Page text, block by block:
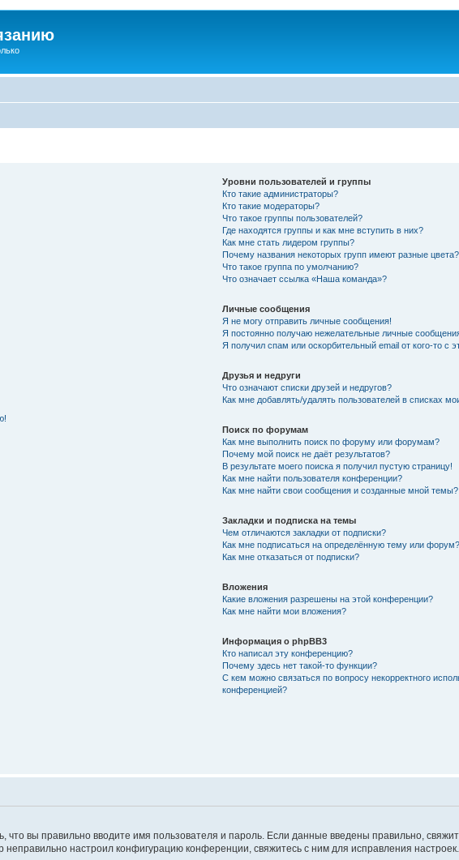
Уровни пользователей и группы
Кто такие администраторы?
Кто такие модераторы?
Что такое группы пользователей?
Где находятся группы и как мне вступить в них?
Как мне стать лидером группы?
Почему названия некоторых групп имеют разные цвета?
Что такое группа по умолчанию?
Что означает ссылка «Наша команда»?
Личные сообщения
Я не могу отправить личные сообщения!
Я постоянно получаю нежелательные личные
Я получил спам или оскорбительный email от кого-то с
Друзья и недруги
Что означают списки друзей и недругов?
Как мне добавлять/удалять пользователей в списках
Поиск по форумам
Как мне выполнить поиск по форуму или форумам?
Почему мой поиск не даёт результатов?
В результате моего поиска я получил пустую страницу!
Как мне найти пользователя конференции?
Как мне найти свои сообщения и созданные мной темы?
Закладки и подписка на темы
Чем отличаются закладки от подписки?
Как мне подписаться на определённую тему или форум?
Как мне отказаться от подписки?
Вложения
Какие вложения разрешены на этой конференции?
Как мне найти мои вложения?
Информация о phpBB3
Кто написал эту конференцию?
Почему здесь нет такой-то функции?
С кем можно связаться по вопросу некорректного
конференцией?
что вы правильно вводите имя пользователя и пароль. Если данные введены правильно,
настроил конфигурацию конференции, свяжитесь с ним для исправления настроек.